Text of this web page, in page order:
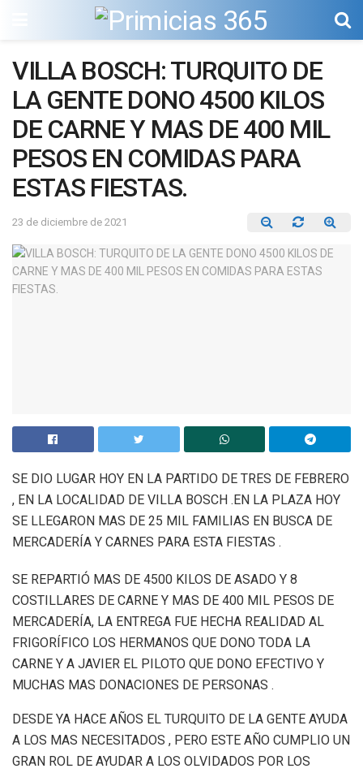
VILLA BOSCH: TURQUITO DE
LA GENTE DONO 4500 KILOS
DE CARNE Y MAS DE 400 MIL
PESOS EN COMIDAS PARA
ESTAS FIESTAS.
23 de diciembre de 2021
SE DIO LUGAR HOY EN LA PARTIDO DE TRES DE FEBRERO
, EN LA LOCALIDAD DE VILLA BOSCH .EN LA PLAZA HOY
SE LLEGARON MAS DE 25 MIL FAMILIAS EN BUSCA DE
MERCADERÍA Y CARNES PARA ESTA FIESTAS .
SE REPARTIÓ MAS DE 4500 KILOS DE ASADO Y 8
COSTILLARES DE CARNE Y MAS DE 400 MIL PESOS DE
MERCADERÍA, LA ENTREGA FUE HECHA REALIDAD AL
FRIGORÍFICO LOS HERMANOS QUE DONO TODA LA
CARNE Y A JAVIER EL PILOTO QUE DONO EFECTIVO Y
MUCHAS MAS DONACIONES DE PERSONAS .
DESDE YA HACE AÑOS EL TURQUITO DE LA GENTE AYUDA
A LOS MAS NECESITADOS , PERO ESTE AÑO CUMPLIO UN
GRAN ROL DE AYUDAR A LOS OLVIDADOS POR LOS